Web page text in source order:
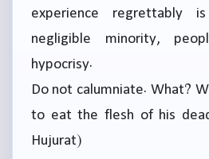
experience regrettably
negligible minority,
hypocrisy.
Do not calumniate. What?
to eat the flesh of his
Hujurat)